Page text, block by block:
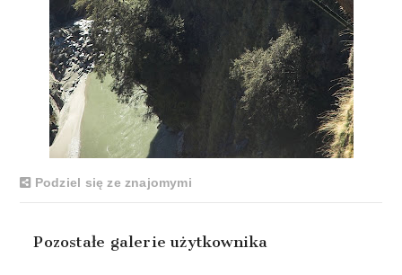
Podziel się ze znajomymi
Pozostałe galerie użytkownika